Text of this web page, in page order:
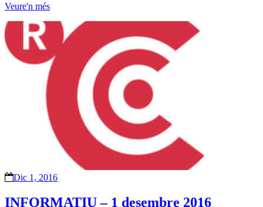
Veure'n més
Dic 1, 2016
INFORMATIU – 1 desembre 2016